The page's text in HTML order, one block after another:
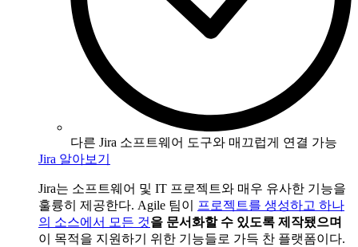
다른 Jira 소프트웨어 도구와 매끄럽게 연결 가능
Jira 알아보기
Jira는 소프트웨어 및 IT 프로젝트와 매우 유사한 기능을
훌륭히 제공한다. Agile 팀이 프로젝트를 생성하고 하나
의 소스에서 모든 것을 문서화할 수 있도록 제작됐으며
이 목적을 지원하기 위한 기능들로 가득 찬 플랫폼이다.